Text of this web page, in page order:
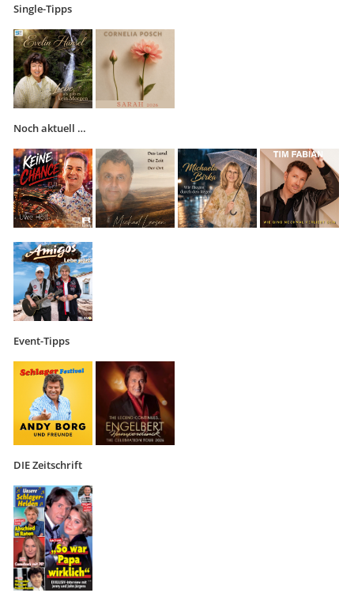
Single-Tipps
Noch aktuell …
Event-Tipps
DIE Zeitschrift